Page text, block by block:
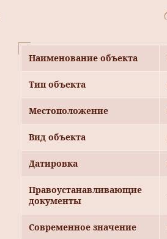
Наименование объекта
Тип объекта
Местоположение
Вид объекта
Датировка
Правоустанавливающие
документы
Современное значение